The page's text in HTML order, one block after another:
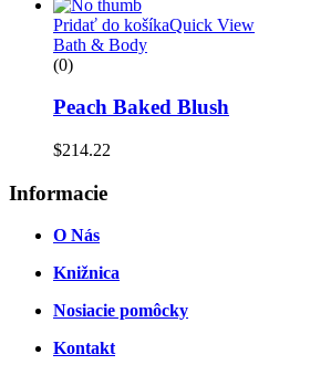
Pridať do košíkaQuick View
Bath & Body
(0)
Peach Baked Blush
$214.22
Informacie
O Nás
Knižnica
Nosiacie pomôcky
Kontakt